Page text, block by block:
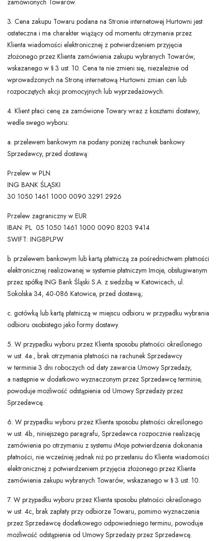
zamówionych Towarów.
3. Cena zakupu Towaru podana na Stronie internetowej Hurtowni jest
ostateczna i ma charakter wiążący od momentu otrzymania przez
Klienta wiadomości elektronicznej z potwierdzeniem przyjęcia
złożonego przez Klienta zamówienia zakupu wybranych Towarów,
wskazanego w § 3 ust. 10. Cena ta nie zmieni się, niezależnie od
wprowadzonych na Stronę internetową Hurtowni zmian cen lub
rozpoczętych akcji promocyjnych lub wyprzedażowych.
4. Klient płaci cenę za zamówione Towary wraz z kosztami dostawy,
wedle swego wyboru:
a. przelewem bankowym na podany poniżej rachunek bankowy
Sprzedawcy, przed dostawą:
Przelew w PLN
ING BANK ŚLĄSKI
30 1050 1461 1000 0090 3291 2926
Przelew zagraniczny w EUR
IBAN: PL 05 1050 1461 1000 0090 8203 9414
SWIFT: INGBPLPW
b. przelewem bankowym lub kartą płatniczą za pośrednictwem płatności
elektronicznej realizowanej w systemie płatniczym Imoje, obsługiwanym
przez spółkę ING Bank Śląski S.A. z siedzibą w Katowicach, ul.
Sokolska 34, 40-086 Katowice, przed dostawą;
c. gotówką lub kartą płatniczą w miejscu odbioru w przypadku wybrania
odbioru osobistego jako formy dostawy.
5. W przypadku wyboru przez Klienta sposobu płatności określonego
w ust. 4a., brak otrzymania płatności na rachunek Sprzedawcy
w terminie 3 dni roboczych od daty zawarcia Umowy Sprzedaży,
a następnie w dodatkowo wyznaczonym przez Sprzedawcę terminie,
powoduje możliwość odstąpienia od Umowy Sprzedaży przez
Sprzedawcę.
6. W przypadku wyboru przez Klienta sposobu płatności określonego
w ust. 4b., niniejszego paragrafu, Sprzedawca rozpocznie realizację
zamówienia po otrzymaniu z systemu iMoje potwierdzenia dokonania
płatności, nie wcześniej jednak niż po przesłaniu do Klienta wiadomości
elektronicznej z potwierdzeniem przyjęcia złożonego przez Klienta
zamówienia zakupu wybranych Towarów, wskazanego w § 3 ust. 10.
7. W przypadku wyboru przez Klienta sposobu płatności określonego
w ust. 4c, brak zapłaty przy odbiorze Towaru, pomimo wyznaczenia
przez Sprzedawcę dodatkowego odpowiedniego terminu, powoduje
możliwość odstąpienia od Umowy Sprzedaży przez Sprzedawcę.